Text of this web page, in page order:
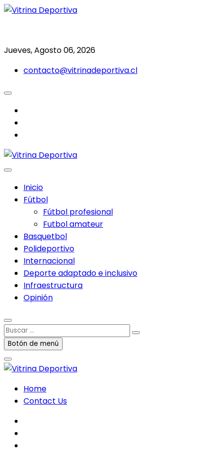
Saltar
Jueves, Agosto 06, 2026
contacto@vitrinadeportiva.cl
Inicio
Fútbol
Fútbol profesional
Futbol amateur
Basquetbol
Polideportivo
Internacional
Deporte adaptado e inclusivo
Infraestructura
Opinión
Buscar
…Botón de menú
Home
Contact Us